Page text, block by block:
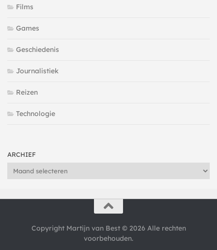
Films
Games
Geschiedenis
Journalistiek
Reizen
Technologie
ARCHIEF
Archief
Copyright Martijn van Best © 2026 Alle rechten
voorbehouden.